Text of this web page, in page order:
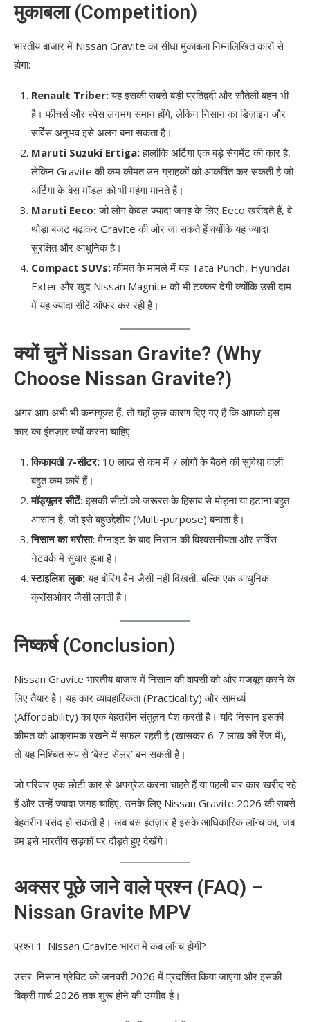
मुकाबला (Competition)
भारतीय बाजार में Nissan Gravite का सीधा मुकाबला निम्नलिखित कारों से
होगा:
Renault Triber:यह इसकी सबसे बड़ी प्रतिद्वंदी और सौतेली बहन भी
है। फीचर्स और स्पेस लगभग समान होंगे, लेकिन निसान का डिज़ाइन और
सर्विस अनुभव इसे अलग बना सकता है।
Maruti Suzuki Ertiga:हालांकि अर्टिगा एक बड़े सेगमेंट की कार है,
लेकिन Gravite की कम कीमत उन ग्राहकों को आकर्षित कर सकती है जो
अर्टिगा के बेस मॉडल को भी महंगा मानते हैं।
Maruti Eeco:जो लोग केवल ज्यादा जगह के लिए Eeco खरीदते हैं, वे
थोड़ा बजट बढ़ाकर Gravite की ओर जा सकते हैं क्योंकि यह ज्यादा
सुरक्षित और आधुनिक है।
Compact SUVs:कीमत के मामले में यह Tata Punch, Hyundai
Exter और खुद Nissan Magnite को भी टक्कर देगी क्योंकि उसी दाम
में यह ज्यादा सीटें ऑफर कर रही है।
क्यों चुनें Nissan Gravite? (Why
Choose Nissan Gravite?)
अगर आप अभी भी कन्फ्यूज्ड हैं, तो यहाँ कुछ कारण दिए गए हैं कि आपको इस
कार का इंतज़ार क्यों करना चाहिए:
किफायती 7-सीटर: 10 लाख से कम में 7 लोगों के बैठने की सुविधा वाली
बहुत कम कारें हैं।
मॉड्यूलर सीटें:इसकी सीटों को जरूरत के हिसाब से मोड़ना या हटाना बहुत
आसान है, जो इसे बहुउद्देशीय (Multi-purpose) बनाता है।
निसान का भरोसा:मैग्नाइट के बाद निसान की विश्वसनीयता और सर्विस
नेटवर्क में सुधार हुआ है।
स्टाइलिश लुक:यह बोरिंग वैन जैसी नहीं दिखती, बल्कि एक आधुनिक
क्रॉसओवर जैसी लगती है।
निष्कर्ष (Conclusion)
Nissan Gravite भारतीय बाजार में निसान की वापसी को और मजबूत करने के
लिए तैयार है। यह कार व्यावहारिकता (Practicality) और सामर्थ्य
(Affordability) का एक बेहतरीन संतुलन पेश करती है। यदि निसान इसकी
कीमत को आक्रामक रखने में सफल रहती है (खासकर 6-7 लाख की रेंज में),
तो यह निश्चित रूप से ‘बेस्ट सेलर’ बन सकती है।
जो परिवार एक छोटी कार से अपग्रेड करना चाहते हैं या पहली बार कार खरीद रहे
हैं और उन्हें ज्यादा जगह चाहिए, उनके लिए Nissan Gravite 2026 की सबसे
बेहतरीन पसंद हो सकती है। अब बस इंतज़ार है इसके आधिकारिक लॉन्च का, जब
हम इसे भारतीय सड़कों पर दौड़ते हुए देखेंगे।
अक्सर पूछे जाने वाले प्रश्न (FAQ) –
Nissan Gravite MPV
प्रश्न 1: Nissan Gravite भारत में कब लॉन्च होगी?
उत्तर: निसान ग्रेविट को जनवरी 2026 में प्रदर्शित किया जाएगा और इसकी
बिक्री मार्च 2026 तक शुरू होने की उम्मीद है।